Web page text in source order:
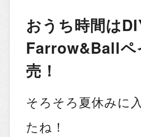
おうち時間は
Farrow&Ballペ
売！
そろそろ夏休みに
たね！